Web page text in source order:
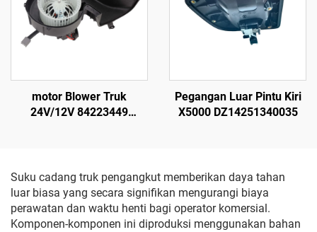
motor Blower Truk
24V/12V 84223449
Pegangan Luar Pintu Kiri
X5000 DZ14251340035
Suku cadang truk pengangkut memberikan daya tahan
luar biasa yang secara signifikan mengurangi biaya
perawatan dan waktu henti bagi operator komersial.
Komponen-komponen ini diproduksi menggunakan bahan